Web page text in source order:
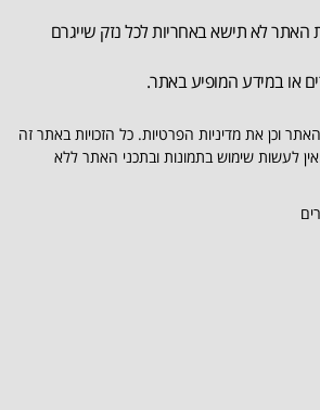
האתר לא תישא באחריות לכל נזק שייגרם
או במידע המופיע באתר.
וכן את מדיניות הפרטיות. כל הזכויות באתר זה
לעשות שימוש בתמונות ובתכני האתר ללא